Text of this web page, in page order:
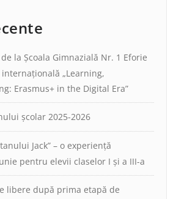
la Școala Gimnazială Nr. 1 Eforie
„Learning,
Erasmus+ in the Digital Era”
școlar 2025-2026
Jack” – o experiență
pentru elevii claselor I și a III-a
libere după prima etapă de